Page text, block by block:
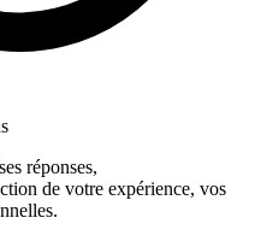
réponses,
de votre expérience, vos